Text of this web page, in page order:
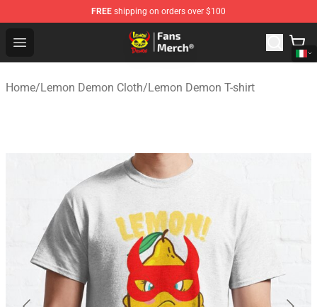
FREE shipping on orders over $100
Open menu
Lemon Demon Store - Official Lemon Demon
Home/Lemon Demon Cloth/Lemon Demon T-shirt